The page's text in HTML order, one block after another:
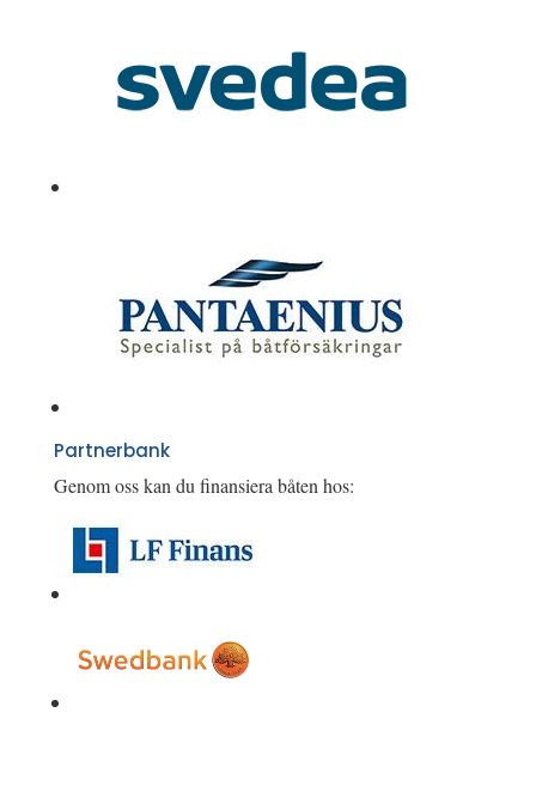
Partnerbank
Genom oss kan du finansiera båten hos: